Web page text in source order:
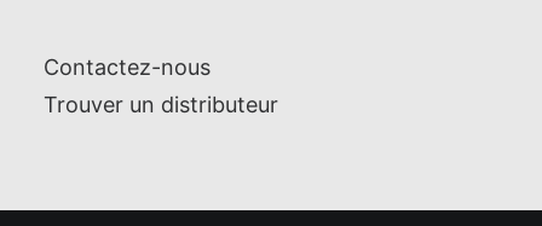
Contactez-nous
Trouver un distributeur